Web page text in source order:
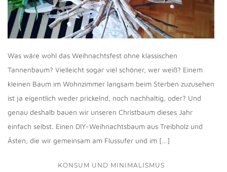
Was wäre wohl das Weihnachtsfest ohne klassischen
Tannenbaum? Vielleicht sogar viel schöner, wer weiß? Einem
kleinen Baum im Wohnzimmer langsam beim Sterben zuzusehen
ist ja eigentlich weder prickelnd, noch nachhaltig, oder? Und
genau deshalb bauen wir unseren Christbaum dieses Jahr
einfach selbst. Einen DIY-Weihnachtsbaum aus Treibholz und
Ästen, die wir gemeinsam am Flussufer und im […]
KONSUM UND MINIMALISMUS